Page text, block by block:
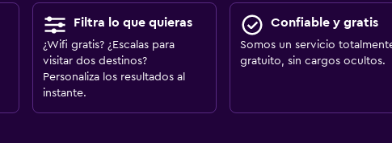
Filtra lo que quieras
¿Wifi gratis? ¿Escalas para
visitar dos destinos?
Personaliza los resultados al
instante.
Confiable y gratis
Somos un servicio
gratuito, sin cargos ocultos.